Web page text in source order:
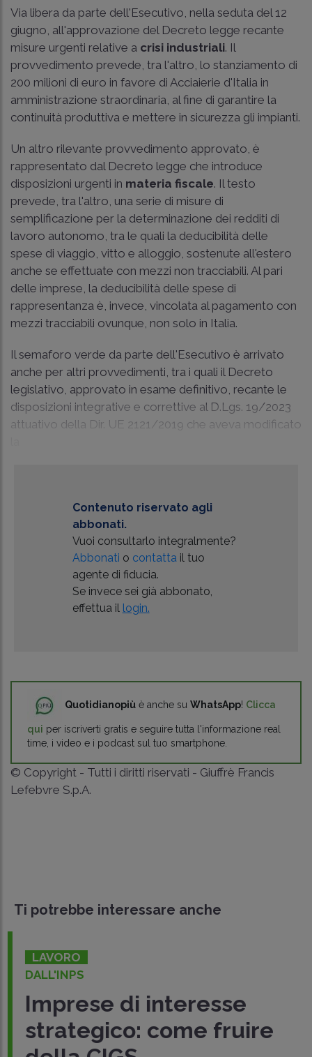
Via libera da parte dell'Esecutivo, nella seduta del 12
giugno, all'approvazione del Decreto legge recante
misure urgenti relative a crisi industriali. Il
provvedimento prevede, tra l'altro, lo stanziamento di
200 milioni di euro in favore di Acciaierie d'Italia in
amministrazione straordinaria, al fine di garantire la
continuità produttiva e mettere in sicurezza gli impianti.
Un altro rilevante provvedimento approvato, è
rappresentato dal Decreto legge che introduce
disposizioni urgenti in materia fiscale. Il testo
prevede, tra l'altro, una serie di misure di
semplificazione per la determinazione dei redditi di
lavoro autonomo, tra le quali la deducibilità delle
spese di viaggio, vitto e alloggio, sostenute all'estero
anche se effettuate con mezzi non tracciabili. Al pari
delle imprese, la deducibilità delle spese di
rappresentanza è, invece, vincolata al pagamento con
mezzi tracciabili ovunque, non solo in Italia.
Il semaforo verde da parte dell'Esecutivo è arrivato
anche per altri provvedimenti, tra i quali il Decreto
legislativo, approvato in esame definitivo, recante le
disposizioni integrative e correttive al D.Lgs. 19/2023
attuativo della Dir. UE 2121/2019 che aveva modificato
Contenuto riservato agli
abbonati.
Vuoi consultarlo integralmente?
Abbonati o contattail tuo
agente di fiducia.
Se invece sei già abbonato,
effettua il login.
Quotidianopiù è anche su WhatsApp! Clicca
qui per iscriverti gratis e seguire tutta l'informazione real
time, i video e i podcast sul tuo smartphone.
© Copyright - Tutti i diritti riservati - Giuffrè Francis
Lefebvre S.p.A.
Ti potrebbe interessare anche
LAVORO
DALL'INPS
Imprese di interesse
strategico: come fruire